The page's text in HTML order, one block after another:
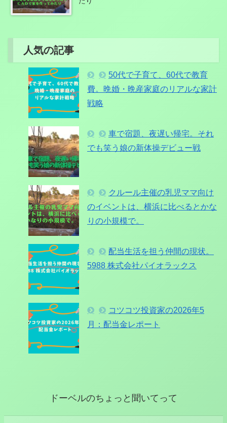
人気の記事
50代で子育て、60代で教育
費。晩婚・晩産家庭のリアルな家計
戦略
車で宿題、夜遅い帰宅。それ
でも笑う娘の新体操デビュー戦
クルール主催の乳児ママ向け
のイベントは、横浜に比べるとかな
りの小規模で。
配当生活を担う仲間の現状。
5988 株式会社パイオラックス
コツコツ投資家の2026年5
月：配当金レポート
ドーベルのちょっと聞いてって